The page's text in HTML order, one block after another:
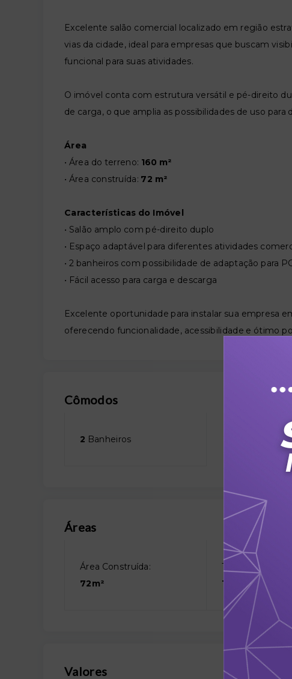
Excelente salão comercial localizado em região
vias da cidade, ideal para empresas que buscam
funcional para suas atividades.
O imóvel conta com estrutura versátil e pé-direito
de carga, o que amplia as possibilidades de uso
Área
• Área do terreno: 160 m²
• Área construída: 72 m²
Características do Imóvel
• Salão amplo com pé-direito duplo
• Espaço adaptável para diferentes atividades
• 2 banheiros com possibilidade de adaptação para
• Fácil acesso para carga e descarga
Excelente oportunidade para instalar sua empresa
oferecendo funcionalidade, acessibilidade e ótimo
Cômodos
2 Banheiros
Áreas
Área Construída:
72m²
Terreno Área
160m²
Valores